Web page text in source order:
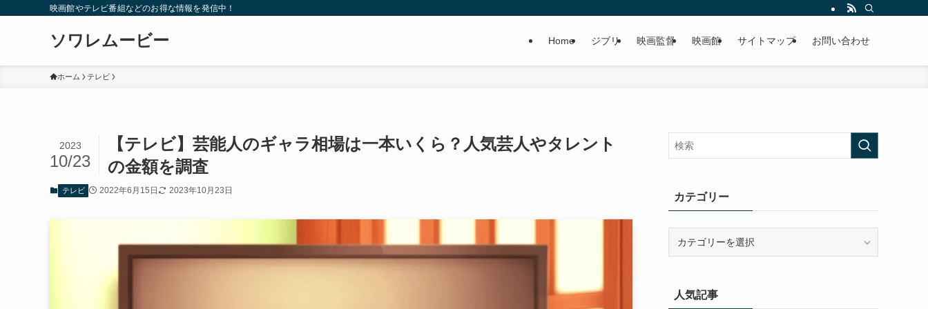
映画館やテレビ番組などのお得な情報を発信中！
ソワレムービー Home ジブリ 映画監督 映画館 サイトマップ お問い合わせ
ホーム テレビ
【テレビ】芸能人のギャラ相場は一本いくら？人気芸人やタレント
の金額を調査
2023
10/23
テレビ 2022年6月15日 2023年10月23日
カテゴリー
ー人気記事